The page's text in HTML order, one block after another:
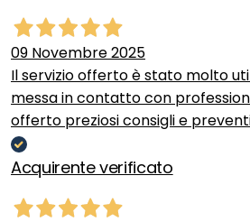
09 Novembre 2025
Il servizio offerto è stato molto
messa in contatto con
offerto preziosi consigli e
Acquirente verificato